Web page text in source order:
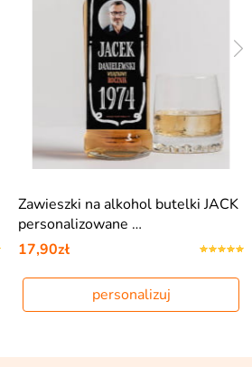
Zawieszki na alkohol butelki JACK
personalizowane …
17,90zł
personalizuj